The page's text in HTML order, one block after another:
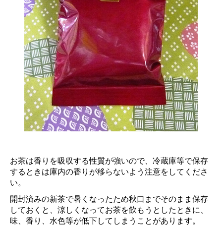
お茶は香りを吸収する性質が強いので、冷蔵庫等で保存
するときは庫内の香りが移らないよう注意をしてくださ
い。
開封済みの新茶で暑くなったため秋口までそのまま保存
しておくと、涼しくなってお茶を飲もうとしたときに、
味、香り、水色等が低下してしまうことがあります。